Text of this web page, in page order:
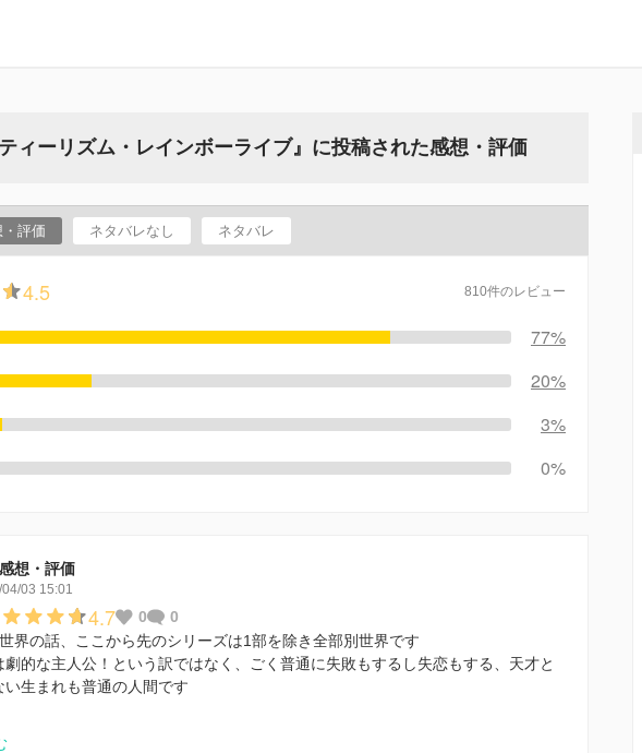
ティーリズム・レインボーライブ』に投稿された感想・評価
評価 ネタバレなし ネタバレ
4.5 810件のレビュー
77%
20%
3%
0%
想・評価
03 15:01
4.7 0
0
界の話、ここから先のシリーズは1部を除き全部別世界です
劇的な主人公！という訳ではなく、ごく普通に失敗もするし失恋もする、天才と
い生まれも普通の人間です